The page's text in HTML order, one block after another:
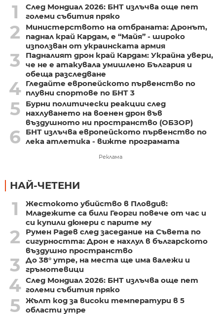
1
След Мондиал 2026: БНТ излъчва още пет
големи събития пряко
2
Министерството на отбраната: Дронът,
паднал край Кардам, е “Майя” - широко
използван от украинската армия
3
Падналият дрон край Кардам: Украйна увери,
че не е атакувала умишлено България и
обеща разследване
4 Гледайте европейското първенство по
плувни спортове по БНТ 3
5
Бурни политически реакции след
нахлуването на военен дрон във
въздушното ни пространство (ОБЗОР)
6
БНТ излъчва европейското първенство по
лека атлетика - вижте програмата
Реклама
НАЙ-ЧЕТЕНИ
1
Жестокото убийство в Пловдив:
Младежите са били Георги повече от час и
си купили дюнери с парите му
2
Румен Радев след заседание на Съвета по
сигурността: Дрон е нахлул в българското
въздушно пространство
3
До 38° утре, на места ще има валежи и
гръмотевици
4 След Мондиал 2026: БНТ излъчва още пет
големи събития пряко
5 Жълт код за високи температури в 5
области утре